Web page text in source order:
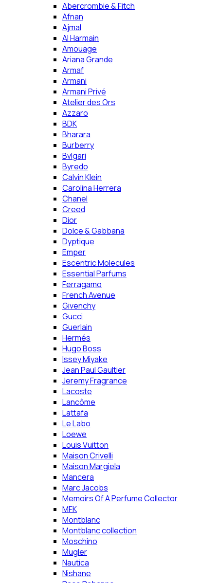
Abercrombie & Fitch
Afnan
Ajmal
Al Harmain
Amouage
Ariana Grande
Armaf
Armani
Armani Privé
Atelier des Ors
Azzaro
BDK
Bharara
Burberry
Bvlgari
Byredo
Calvin Klein
Carolina Herrera
Chanel
Creed
Dior
Dolce & Gabbana
Dyptique
Emper
Escentric Molecules
Essential Parfums
Ferragamo
French Avenue
Givenchy
Gucci
Guerlain
Hermés
Hugo Boss
Issey Miyake
Jean Paul Gaultier
Jeremy Fragrance
Lacoste
Lancôme
Lattafa
Le Labo
Loewe
Louis Vuitton
Maison Crivelli
Maison Margiela
Mancera
Marc Jacobs
Memoirs Of A Perfume Collector
MFK
Montblanc
Montblanc collection
Moschino
Mugler
Nautica
Nishane